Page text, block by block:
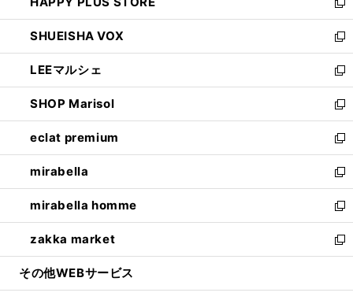
ド
ウ
で
開
く
ィ
ン
ド
ウ
で
開
く
い
ウ
ィ
ン
ド
ウ
で
開
く
新
し
い
ウ
ィ
ン
ド
ウ
で
開
く
SHUEISHA VOX
新
し
い
ウ
ィ
ン
ド
ウ
で
開
く
LEEマルシェ
新
し
い
ウ
ィ
ン
ド
ウ
で
開
く
SHOP Marisol
新
し
い
ウ
ィ
ン
ド
ウ
で
開
eclat premium
新
し
い
ウ
ィ
ン
ド
ウ
開
mirabella
新
し
い
ウ
ィ
ン
ウ
mirabella homme
新
し
い
ウ
ン
zakka market
新
し
ウ
その他WEBサービス